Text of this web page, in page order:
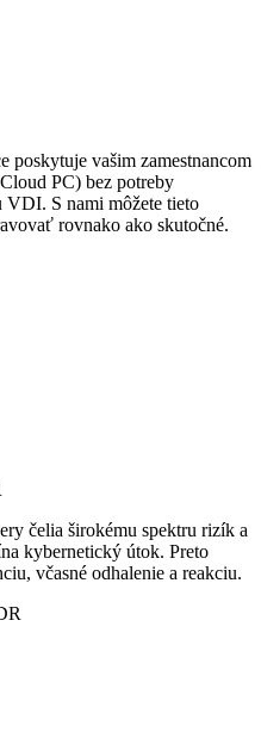
poskytuje vašim zamestnancom
PC) bez potreby
S nami môžete tieto
rovnako ako skutočné.
čelia širokému spektru rizík a
kybernetický útok. Preto
včasné odhalenie a reakciu.